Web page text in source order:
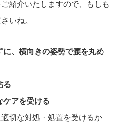
紹介いたしますので、もしも
いね。
に、横向きの姿勢で腰を丸め
る
ケアを受ける
切な対処・処置を受けるか